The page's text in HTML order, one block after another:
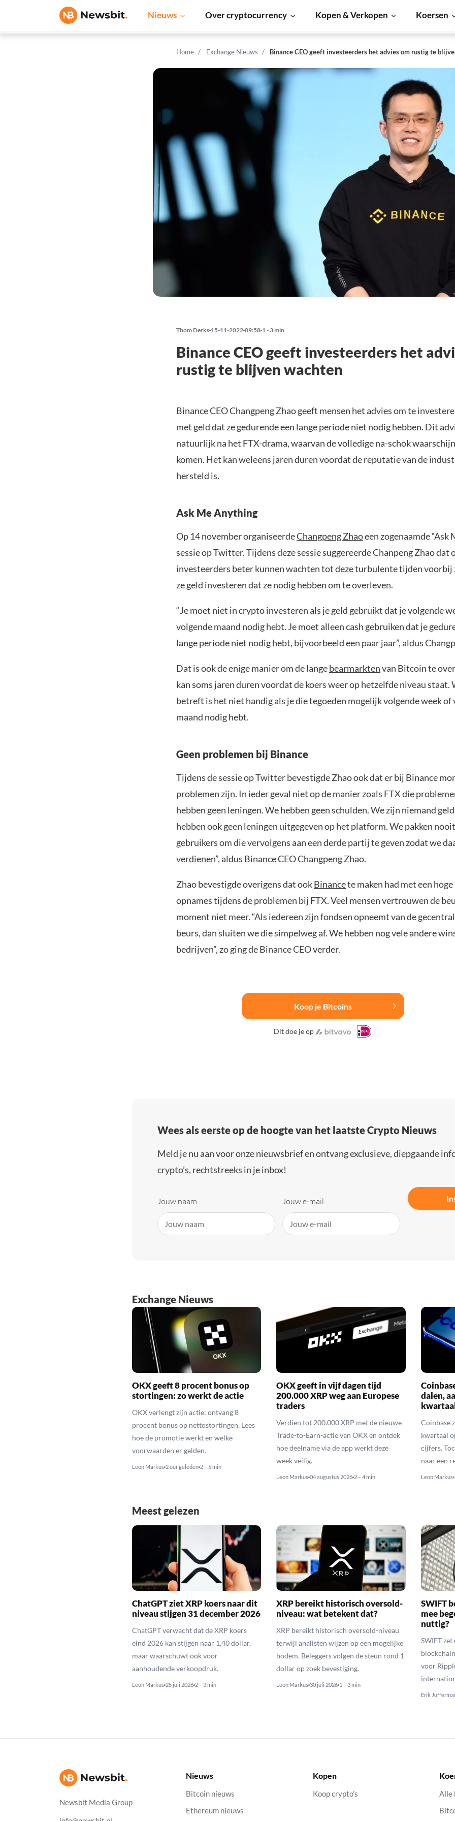
Nieuws Over cryptocurrency Kopen & Verkopen Koersen
Home Exchange Nieuws Binance CEO geeft investeerders het advies om rustig te
Thom Derks 15-11-2022 09:58 1 - 3 min
Binance CEO geeft investeerders het
rustig te blijven wachten
Binance CEO Changpeng Zhao geeft mensen het advies om te
met geld dat ze gedurende een lange periode niet nodig hebben. Dit
natuurlijk na het FTX-drama, waarvan de volledige na-schok
komen. Het kan weleens jaren duren voordat de reputatie van de
hersteld is.
Ask Me Anything
Op 14 november organiseerdeChangpeng Zhaoeen zogenaamde “Ask
sessie op Twitter. Tijdens deze sessie suggereerde Chanpeng Zhao dat
investeerders beter kunnen wachten tot deze turbulente tijden voorbij
ze geld investeren dat ze nodig hebben om te overleven.
“Je moet niet in crypto investeren als je geld gebruikt dat je volgende
volgende maand nodig hebt. Je moet alleen cash gebruiken dat je
lange periode niet nodig hebt, bijvoorbeeld een paar jaar”, aldus
Dat is ook de enige manier om de langebearmarktenvan Bitcoin te
kan soms jaren duren voordat de koers weer op hetzelfde niveau staat.
betreft is het niet handig als je die tegoeden mogelijk volgende week of
maand nodig hebt.
Geen problemen bij Binance
Tijdens de sessie op Twitter bevestigde Zhao ook dat er bij Binance
problemen zijn. In ieder geval niet op de manier zoals FTX die
hebben geen leningen. We hebben geen schulden. We zijn niemand
hebben ook geen leningen uitgegeven op het platform. We pakken
gebruikers om die vervolgens aan een derde partij te geven zodat we
verdienen”, aldus Binance CEO Changpeng Zhao.
Zhao bevestigde overigens dat ookBinancete maken had met een
opnames tijdens de problemen bij FTX. Veel mensen vertrouwen de
moment niet meer. “Als iedereen zijn fondsen opneemt van de
beurs, dan sluiten we die simpelweg af. We hebben nog vele andere
bedrijven”, zo ging de Binance CEO verder.
Koop je Bitcoins
Dit doe je op
Wees als eerste op de hoogte van het laatste Crypto Nieuws
Meld je nu aan voor onze nieuwsbrief en ontvang exclusieve, diepgaande
crypto’s, rechtstreeks in je inbox!
Jouw naam Jouw e-mail
Exchange Nieuws
OKX geeft 8 procent bonus op
stortingen: zo werkt de actie
OKX verlengt zijn actie: ontvang 8
procent bonus op nettostortingen. Lees
hoe de promotie werkt en welke
voorwaarden er gelden.
Leon Markus 2 uur geleden 2 – 5 min
OKX geeft in vijf dagen tijd
200.000 XRP weg aan Europese
traders
Verdien tot 200.000 XRP met de nieuwe
Trade-to-Earn-actie van OKX en ontdek
hoe deelname via de app werkt deze
week veilig.
Leon Markus 04 augustus 2026 2 – 4 min
dalen,
Coinbase
kwartaal
cijfers.
naar een
Leon Markus
Meest gelezen
ChatGPT ziet XRP koers naar dit
niveau stijgen 31 december 2026
ChatGPT verwacht dat de XRP koers
eind 2026 kan stijgen naar 1,40 dollar,
maar waarschuwt ook voor
aanhoudende verkoopdruk.
Leon Markus 25 juli 2026 2 – 3 min
XRP bereikt historisch oversold-
niveau: wat betekent dat?
XRP bereikt historisch oversold-niveau
terwijl analisten wijzen op een mogelijke
bodem. Beleggers volgen de steun rond 1
dollar op zoek bevestiging.
Leon Markus 30 juli 2026 1 – 3 min
SWIFT
mee
nuttig?
SWIFT
voor
Erik
Newsbit Media Group
Nieuws
Bitcoin nieuws
Ethereum nieuws
Kopen
Koop crypto’s
Alle